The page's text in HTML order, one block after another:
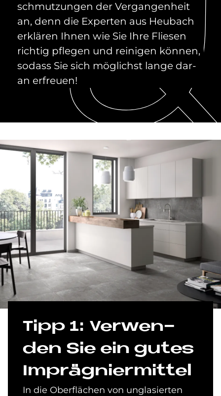
schmut­zun­gen der Ver­gan­gen­heit
an, denn die Ex­per­ten aus Heu­bach
er­klä­ren Ih­nen wie Sie Ihre Flie­sen
rich­tig pfle­gen und rei­ni­gen kön­nen,
so­dass Sie sich mög­lichst lan­ge dar­
an er­freu­en!
Tipp 1: Ver­wen­
den Sie ein gu­tes
Im­prä­gnier­mit­tel
In die Oberflächen von unglasierten